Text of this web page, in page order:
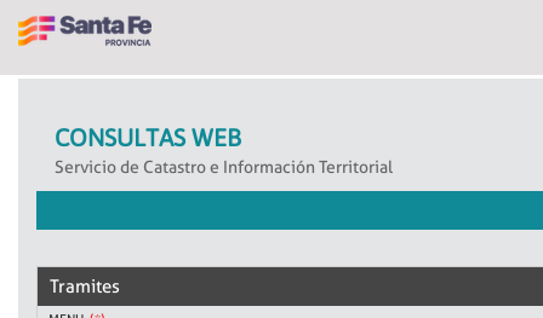
CONSULTAS WEB
Servicio de Catastro e Información Territorial
Tramites